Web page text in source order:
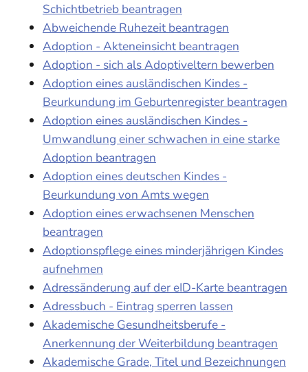
Schichtbetrieb beantragen
Abweichende Ruhezeit beantragen
Adoption - Akteneinsicht beantragen
Adoption - sich als Adoptiveltern bewerben
Adoption eines ausländischen Kindes -
Beurkundung im Geburtenregister beantragen
Adoption eines ausländischen Kindes -
Umwandlung einer schwachen in eine starke
Adoption beantragen
Adoption eines deutschen Kindes -
Beurkundung von Amts wegen
Adoption eines erwachsenen Menschen
beantragen
Adoptionspflege eines minderjährigen Kindes
aufnehmen
Adressänderung auf der eID-Karte beantragen
Adressbuch - Eintrag sperren lassen
Akademische Gesundheitsberufe -
Anerkennung der Weiterbildung beantragen
Akademische Grade, Titel und Bezeichnungen